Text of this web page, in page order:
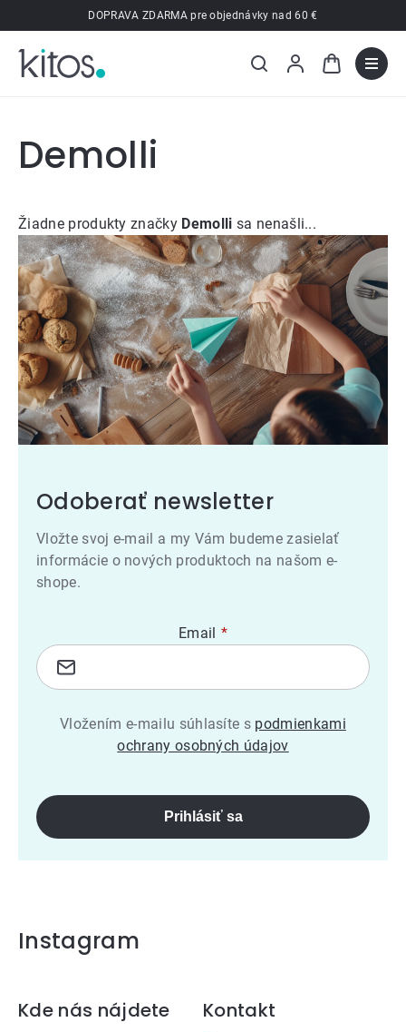
na
obsah
DOPRAVA ZDARMA pre objednávky nad 60 €
Demolli
Žiadne produkty značky Demolli sa nenašli...
Odoberať newsletter
Vložte svoj e-mail a my Vám budeme zasielať
informácie o nových produktoch na našom e-
shope.
Email
Vložením e-mailu súhlasíte s podmienkami
ochrany osobných údajov
Prihlásiť sa
Instagram
Zápätie
Kde nás nájdete
Kontakt